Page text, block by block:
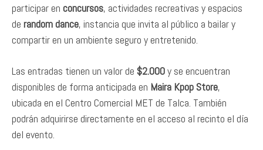
participar en concursos, actividades recreativas y espacios
de random dance, instancia que invita al público a bailar y
compartir en un ambiente seguro y entretenido.
Las entradas tienen un valor de $2.000y se encuentran
disponibles de forma anticipada en Maira Kpop Store,
ubicada en el Centro Comercial MET de Talca. También
podrán adquirirse directamente en el acceso al recinto el día
del evento.